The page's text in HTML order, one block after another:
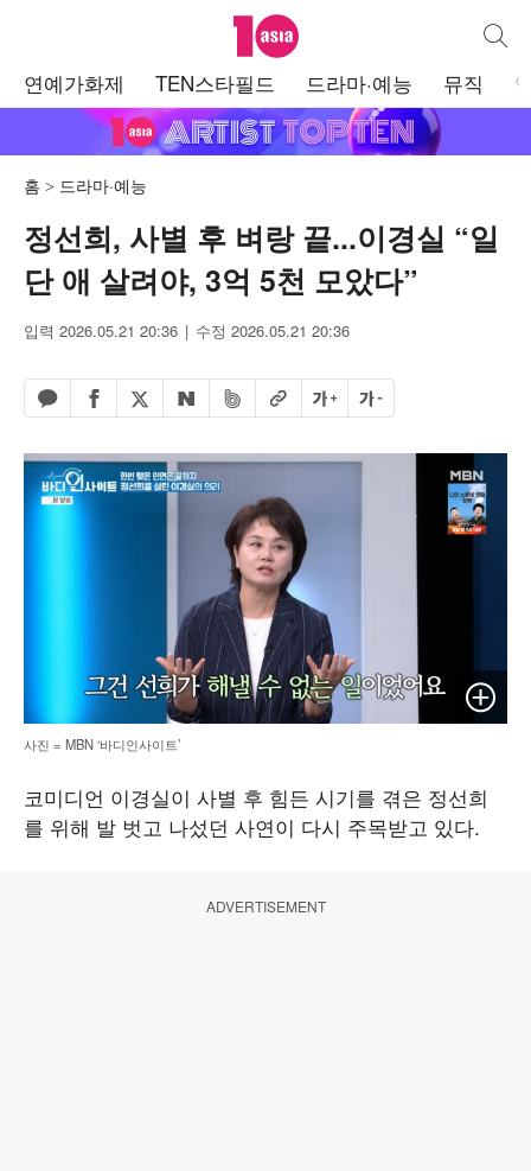
텐아시아 통합
연예가화제 TEN스타필드 드라마·예능 뮤직
홈 드라마·예능
정선희, 사별 후 벼랑 끝...이경실 “일
단 애 살려야, 3억 5천 모았다”
입력 2026.05.21 20:36 수정 2026.05.21 20:36
카카오톡 공유하기
페이스북 공유하기
엑스 공유하기
네이버 공유하기
밴드 공유하기
URL복사글자 크게글자 작게
이미지
사진 = MBN ‘바디인사이트’
코미디언 이경실이 사별 후 힘든 시기를 겪은 정선희
를 위해 발 벗고 나섰던 사연이 다시 주목받고 있다.
ADVERTISEMENT